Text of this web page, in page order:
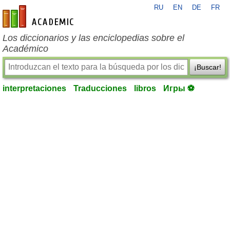
es-academic.com
RU EN DE FR
Los diccionarios y las enciclopedias sobre el
Académico
¡Buscar!
interpretaciones Traducciones libros Игры ⚽